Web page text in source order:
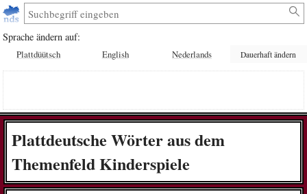
Sprache ändern auf:
Plattdüütsch English Nederlands Dauerhaft ändern
Plattdeutsche Wörter aus dem
Themenfeld Kinderspiele